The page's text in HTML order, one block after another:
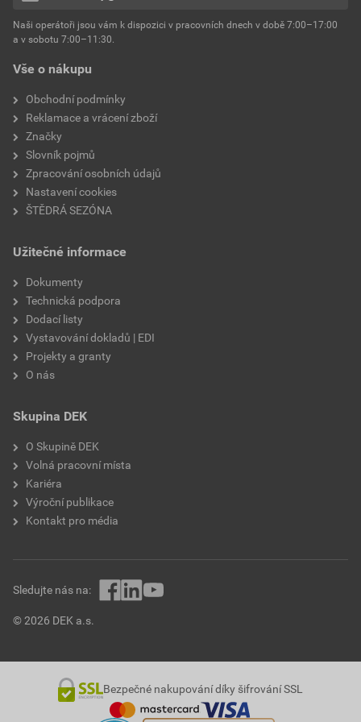
Environmentální prohlášení výrobku
Stáhnout
Velikost
hmotnost 25 kg
typ výrobku
faktor difuzního odporu
Vše o nákupu
Obchodní podmínky
Reklamace a vrácení zboží
Značky
Slovník pojmů
Zpracování osobních údajů
Nastavení cookies
ŠTĚDRÁ SEZÓNA
Užitečné informace
Dokumenty
Technická podpora
Dodací listy
Vystavování dokladů | EDI
Projekty a granty
O nás
Skupina DEK
O Skupině DEK
Volná pracovní místa
Kariéra
Výroční publikace
Kontakt pro média
Naši operátoři jsou vám k dispozici v pracovních dnech v době 7:00–17:00
a v sobotu 7:00–11:30.
© 2026 DEK a.s.
Sledujte nás na:
Bezpečné nakupování díky šifrování SSL